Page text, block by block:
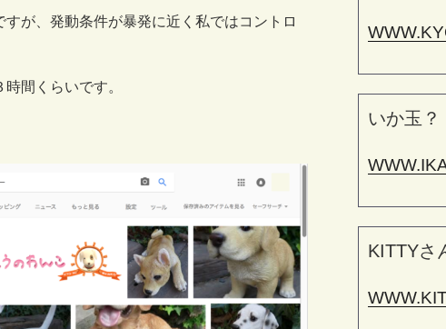
が、発動条件が暴発に近く私ではコントロ
間くらいです。
いか玉？
KITTYさ